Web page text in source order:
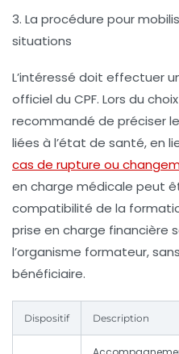
3. La procédure pour
situations
L’intéressé doit effectuer
officiel du CPF. Lors du
recommandé de préciser
liées à l’état de santé, en
cas de rupture ou
en charge médicale peut
compatibilité de la
prise en charge financière
l’organisme formateur,
bénéficiaire.
Dispositif Description